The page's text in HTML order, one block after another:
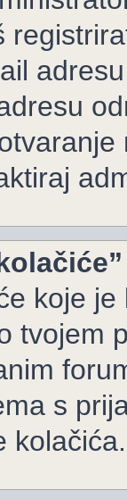
koje
tvojem
s
kolačića.